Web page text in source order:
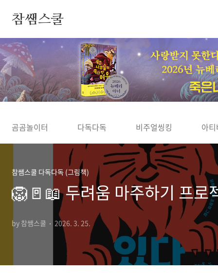
참쌤스쿨
◀
곰곰놀이터 다독다독 비주얼씽킹 아
참쌤스쿨 다독다독 (그림책)
🦁🚪📖 두려움 마주하기 프로
by 참쌤스쿨 2026. 3. 25.